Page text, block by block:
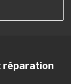
réparation